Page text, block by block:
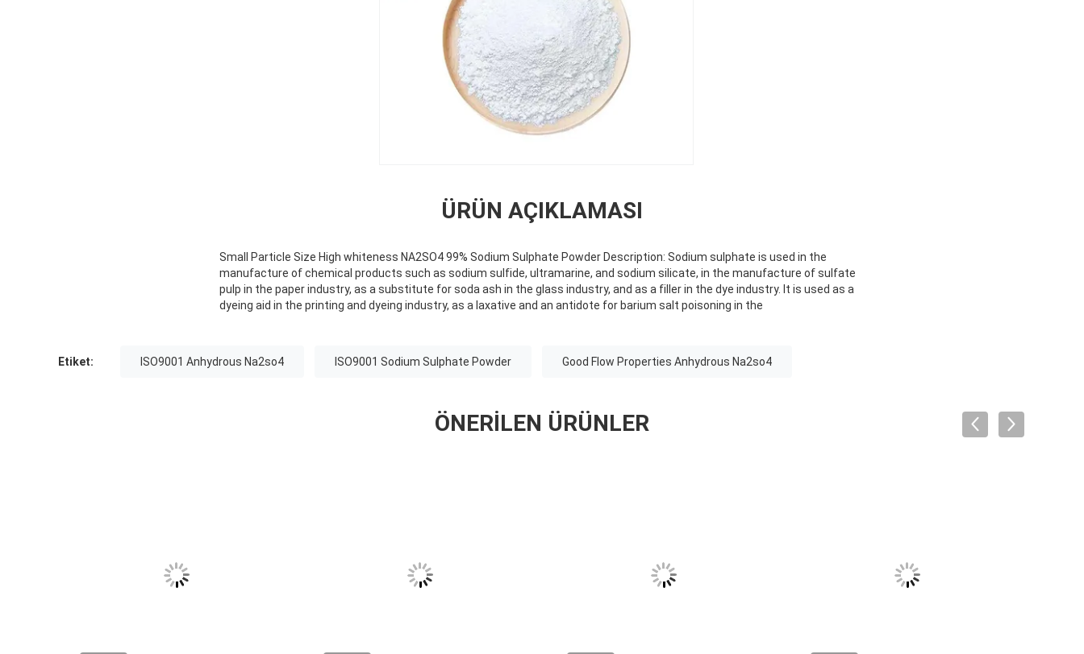
ÜRÜN AÇIKLAMASI
Small Particle Size High whiteness NA2SO4 99% Sodium Sulphate Powder Description: Sodium sulphate is used in the
manufacture of chemical products such as sodium sulfide, ultramarine, and sodium silicate, in the manufacture of sulfate
pulp in the paper industry, as a substitute for soda ash in the glass industry, and as a filler in the dye industry. It is used as a
dyeing aid in the printing and dyeing industry, as a laxative and an antidote for barium salt poisoning in the
Etiket: ISO9001 Anhydrous Na2so4 ISO9001 Sodium Sulphate Powder Good Flow Properties Anhydrous Na2so4
ÖNERILEN ÜRÜNLER